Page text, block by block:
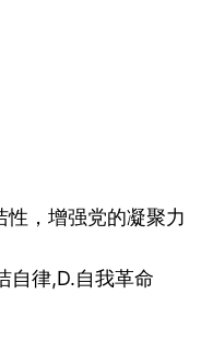
性，增强党的凝聚力
自律,D.自我革命